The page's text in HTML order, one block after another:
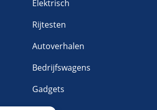
Elektrisch
Rijtesten
Autoverhalen
Bedrijfswagens
Gadgets